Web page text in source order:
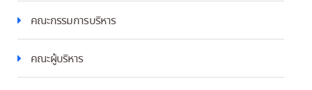
คณะกรรมการบริหาร
คณะผู้บริหาร